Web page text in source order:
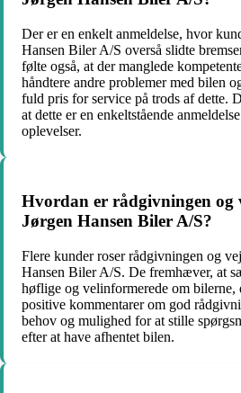
Der er en enkelt anmeldelse, hvor
Hansen Biler A/S overså slidte
følte også, at der manglede
håndtere andre problemer med bilen
fuld pris for service på trods af dette.
at dette er en enkeltstående
oplevelser.
Hvordan er rådgivningen og
Jørgen Hansen Biler A/S?
Flere kunder roser rådgivningen og
Hansen Biler A/S. De fremhæver, at
høflige og velinformerede om bilerne,
positive kommentarer om god
behov og mulighed for at stille
efter at have afhentet bilen.